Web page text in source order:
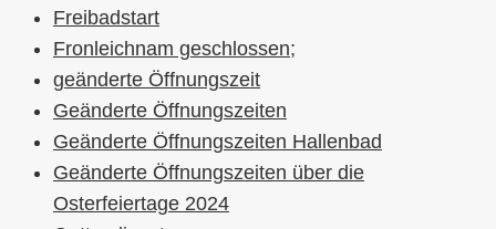
Freibadstart
Fronleichnam geschlossen;
geänderte Öffnungszeit
Geänderte Öffnungszeiten
Geänderte Öffnungszeiten Hallenbad
Geänderte Öffnungszeiten über die
Osterfeiertage 2024